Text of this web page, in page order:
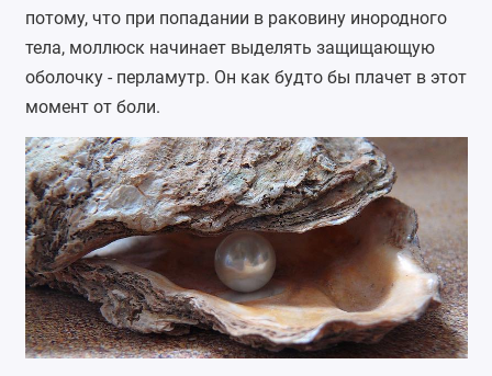
потому, что при попадании в раковину инородного
тела, моллюск начинает выделять защищающую
оболочку - перламутр. Он как будто бы плачет в этот
момент от боли.